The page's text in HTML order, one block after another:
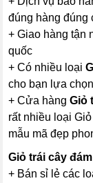
đúng hàng đúng
+ Giao hàng tận
quốc
+ Có nhiều loại
cho bạn lựa chọn
+ Cửa hàngGiỏ
rất nhiều loại
mẫu mã đẹp
Giỏ trái cây
+ Bán sỉ lẻ các